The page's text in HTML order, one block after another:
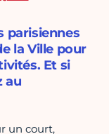
parisiennes
la Ville pour
Et si
au
un court,